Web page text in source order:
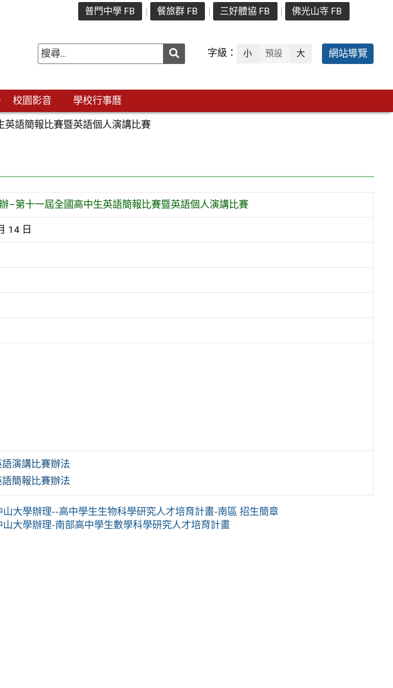
普門中學 FB 餐旅群 FB 三好體協 FB 佛光山寺 FB
送出 字級： 小 預設 大 網站導覽
校園影音 學校行事曆
語簡報比賽暨英語個人演講比賽
–第十一屆全國高中生英語簡報比賽暨英語個人演講比賽
14 日
演講比賽辦法
簡報比賽辦法
山大學辦理--高中學生生物科學研究人才培育計畫-南區 招生簡章
山大學辦理-南部高中學生數學科學研究人才培育計畫